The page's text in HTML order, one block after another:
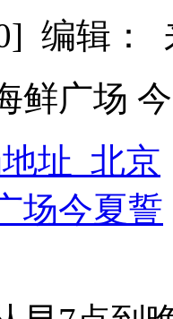
编辑
鲜广场